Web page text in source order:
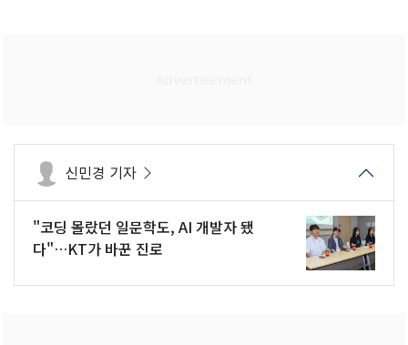
신민경 기자
"코딩 몰랐던 일문학도, AI 개발자 됐
다"…KT가 바꾼 진로